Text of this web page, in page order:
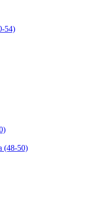
54)
(48-50)